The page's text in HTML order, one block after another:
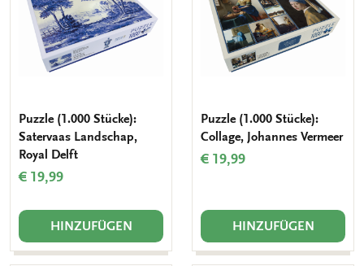
Puzzle (1.000 Stücke):
Satervaas Landschap,
Royal Delft
€ 19,99
HINZUFÜGEN
Puzzle (1.000 Stücke):
Collage, Johannes Vermeer
€ 19,99
HINZUFÜGEN